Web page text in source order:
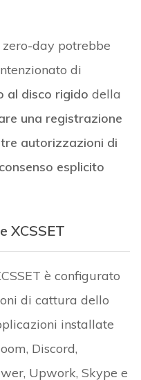
day potrebbe
di
al disco rigido della
una registrazione
autorizzazioni di
esplicito
XCSSET
è configurato
di cattura dello
installate
Discord,
Upwork, Skype e